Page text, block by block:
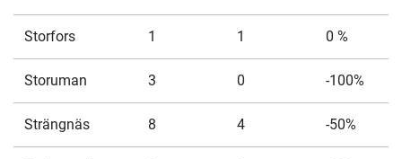
Storfors 1 1 0 %
Storuman 3 0 -100%
Strängnäs 8 4 -50%